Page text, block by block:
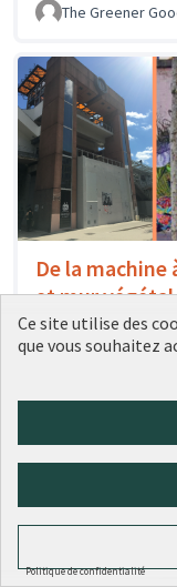
The Greener
De la machine
et mur végétal
Conseil de
Ce site utilise des
que vous souhaitez
Politique de confidentialité